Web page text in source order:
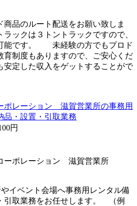
商品のルート配送をお願い致しま
ックは３トントラックですので、
能です。 未経験の方でもプロド
育制度もありますので、ご安心くだ
定した収入をゲットすることがで
レーション 滋賀営業所の事務用
品・設置・引取業務
円
ーポレーション 滋賀営業所
イベント会場へ事務用レンタル備
引取業務をお任せします。 （例